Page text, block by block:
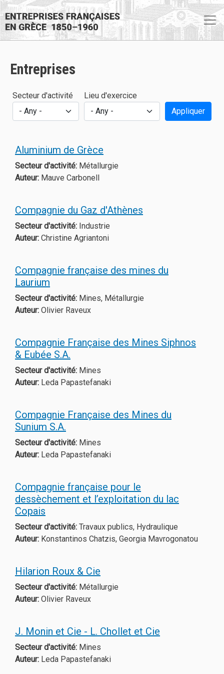
Skip to main content
Entreprises
Secteur d'activité
Lieu d'exercice
Appliquer
Aluminium de Grèce
Secteur d'activité: Métallurgie
Auteur: Mauve Carbonell
Compagnie du Gaz d'Athènes
Secteur d'activité: Industrie
Auteur: Christine Agriantoni
Compagnie française des mines du
Laurium
Secteur d'activité: Mines, Métallurgie
Auteur: Olivier Raveux
Compagnie Française des Mines Siphnos
& Eubée S.A.
Secteur d'activité: Mines
Auteur: Leda Papastefanaki
Compagnie Française des Μines du
Sunium S.A.
Secteur d'activité: Mines
Auteur: Leda Papastefanaki
Compagnie française pour le
dessèchement et l’exploitation du lac
Copais
Secteur d'activité: Travaux publics, Hydraulique
Auteur: Konstantinos Chatzis, Georgia Mavrogonatou
Hilarion Roux & Cie
Secteur d'activité: Métallurgie
Auteur: Olivier Raveux
J. Monin et Cie - L. Chollet et Cie
Secteur d'activité: Mines
Auteur: Leda Papastefanaki